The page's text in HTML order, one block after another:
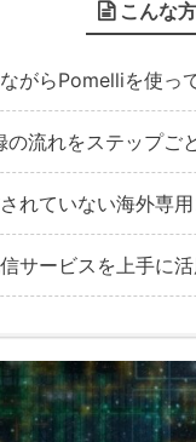
こんな
がらPomelliを使っ
の流れをステップご
れていない海外専
サービスを上手に